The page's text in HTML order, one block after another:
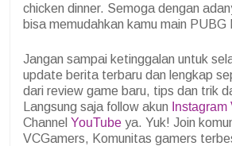
chicken dinner. Semoga dengan
bisa memudahkan kamu main PUBG
Jangan sampai ketinggalan untuk
update berita terbaru dan lengkap
dari review game baru, tips dan trik
Langsung saja follow akun
Channel YouTube ya. Yuk! Join
VCGamers, Komunitas gamers